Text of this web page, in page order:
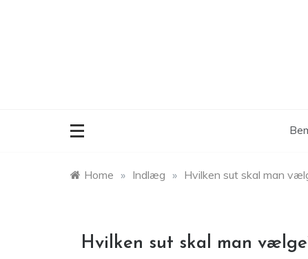
Home » Indlæg » Hvilken sut skal man
Hvilken sut skal man